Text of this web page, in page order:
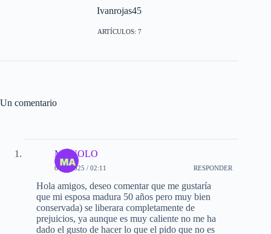
Ivanrojas45
ARTÍCULOS: 7
Un comentario
MANOLO
6-09-2025 / 02:11 RESPONDER
Hola amigos, deseo comentar que me gustaría
que mi esposa madura 50 años pero muy bien
conservada) se liberara completamente de
prejuicios, ya aunque es muy caliente no me ha
dado el gusto de hacer lo que el pido que no es